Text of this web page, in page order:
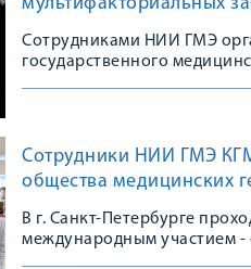
Сотрудниками НИИ ГМЭ
государственного
Сотрудники НИИ ГМЭ
общества медицинских
В г. Санкт-Петербурге
международным участием -